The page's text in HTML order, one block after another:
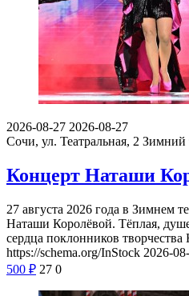
2026-08-27 2026-08-27
Сочи, ул. Театральная, 2 Зимний
Концерт Наташи
27 августа 2026 года в Зимнем
Наташи Королёвой. Тёплая,
сердца поклонников
https://schema.org/InStock 2026-
500 ₽ 27 0